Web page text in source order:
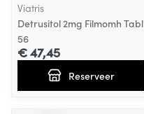
Viatris
Detrusitol 2mg Filmomh Tabl
56
€ 47,45
Reserveer